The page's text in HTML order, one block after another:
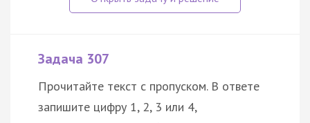
Задача 307
Прочитайте текст с пропуском. В ответе
запишите цифру 1, 2, 3 или 4,